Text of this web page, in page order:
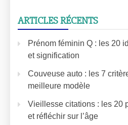
ARTICLES RÉCENTS
Prénom féminin Q : les 20
et signification
Couveuse auto : les 7
meilleure modèle
Vieillesse citations : les 20
et réfléchir sur l’âge